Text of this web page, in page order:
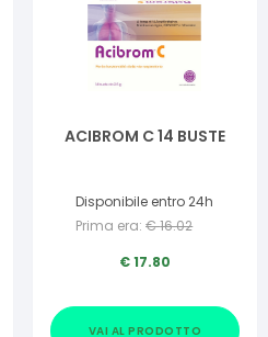
ACIBROM C 14 BUSTE
Disponibile entro 24h
Prima era: €16.02
€17.80
VAI AL PRODOTTO